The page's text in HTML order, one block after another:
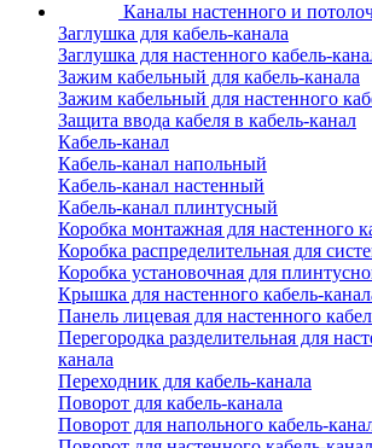
Каналы настенного и
Заглушка для кабель-канала
Заглушка для настенного кабель-
Зажим кабельный для кабель-канала
Зажим кабельный для настенного
Защита ввода кабеля в кабель-канал
Кабель-канал
Кабель-канал напольный
Кабель-канал настенный
Кабель-канал плинтусный
Коробка монтажная для настенного
Коробка распределительная для
Коробка установочная для
Крышка для настенного кабель-
Панель лицевая для настенного
Перегородка разделительная для
канала
Переходник для кабель-канала
Поворот для кабель-канала
Поворот для напольного кабель-